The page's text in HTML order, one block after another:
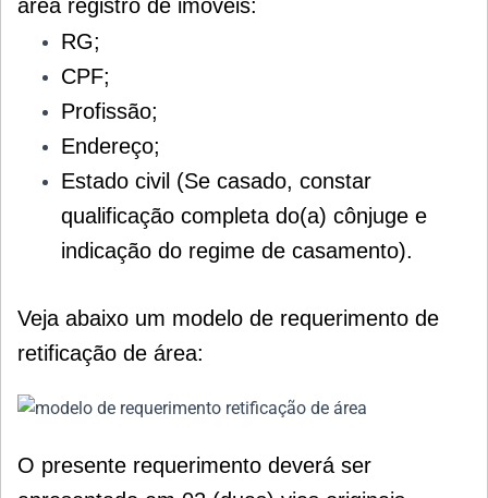
área registro de imóveis:
RG;
CPF;
Profissão;
Endereço;
Estado civil (Se casado, constar
qualificação completa do(a) cônjuge e
indicação do regime de casamento).
Veja abaixo um modelo de requerimento de
retificação de área:
O presente requerimento deverá ser